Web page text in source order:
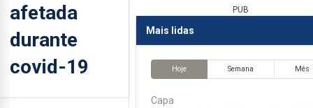
afetada
durante
covid-19
PUB
Mais lidas
Hoje Semana Mês
Capa